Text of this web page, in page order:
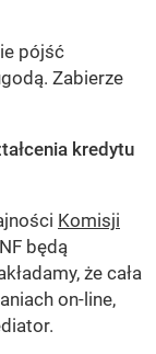
pójść
Zabierze
kredytu
Komisji
będą
że cała
on-line,